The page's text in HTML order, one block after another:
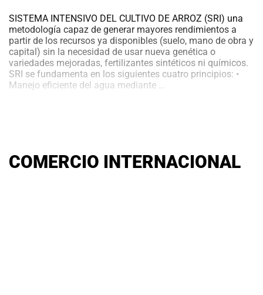
SISTEMA INTENSIVO DEL CULTIVO DE ARROZ (SRI) una
metodología capaz de generar mayores rendimientos a
partir de los recursos ya disponibles (suelo, mano de obra y
capital) sin la necesidad de usar nueva genética o
variedades mejoradas, fertilizantes sintéticos ni químicos.
SRI se fundamenta en los siguientes cuatro principios: •
Manejo eficiente del agua mediante …
COMERCIO INTERNACIONAL